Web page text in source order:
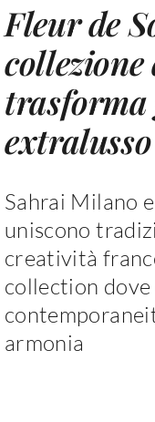
Fleur de
extralusso
Sahrai Milano
uniscono
creatività
collection dove
armonia